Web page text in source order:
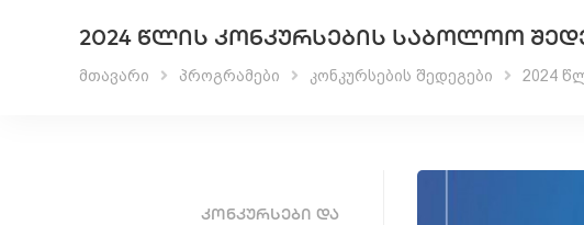
2024 ᲬᲚᲘᲡ ᲙᲝᲜᲙᲣᲠᲡᲔᲑᲘᲡ ᲡᲐᲑᲝᲚᲝᲝ
მთავარი პროგრამები კონკურსების შედეგები 2024
ᲙᲝᲜᲙᲣᲠᲡᲔᲑᲘ ᲓᲐ